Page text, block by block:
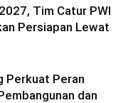
Tim Catur PWI
Persiapan Lewat
Perkuat Peran
dan